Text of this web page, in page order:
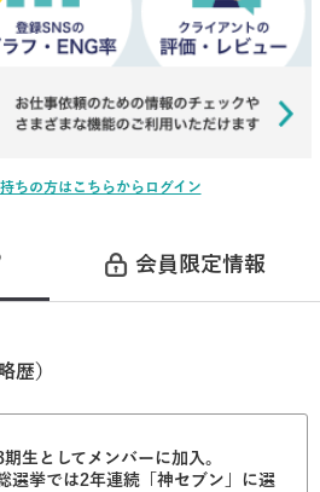
ちの方はこちらからログイン
会員限定情報
歴）
生としてメンバーに加入。
選挙では2年連続「神セブン」に選